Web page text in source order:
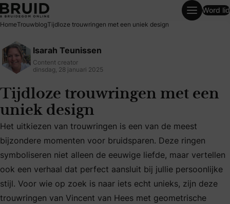
Tijdloze trouwringen met een uniek design
Word lid
HomeTrouwblogTijdloze trouwringen met een uniek design
Isarah Teunissen
Content creator
dinsdag, 28 januari 2025
Tijdloze trouwringen met een
uniek design
Het uitkiezen van trouwringen is een van de meest
Het uitkiezen van trouwringen is een van de meest
bijzondere momenten voor bruidsparen. Deze ringen
symboliseren niet alleen de eeuwige liefde, maar vertellen
ook een verhaal dat perfect aansluit bij jullie persoonlijke
stijl. Voor wie op zoek is naar iets echt unieks, zijn deze
trouwringen van Vincent van Hees met geometrische